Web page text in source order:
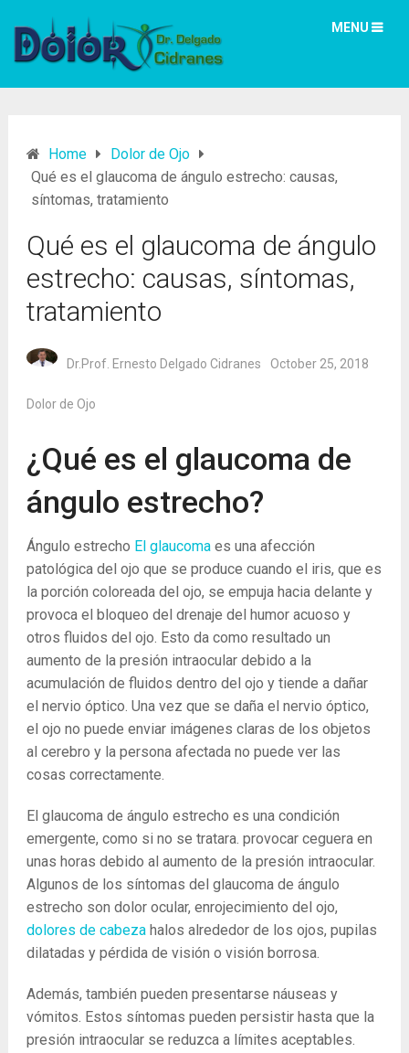
MENU
Home
Dolor de Ojo
Qué es el glaucoma de ángulo estrecho: causas,
síntomas, tratamiento
Qué es el glaucoma de ángulo
estrecho: causas, síntomas,
tratamiento
Dr.Prof. Ernesto Delgado Cidranes October 25, 2018
Dolor de Ojo
¿Qué es el glaucoma de
ángulo estrecho?
Ángulo estrecho El glaucoma es una afección
patológica del ojo que se produce cuando el iris, que es
la porción coloreada del ojo, se empuja hacia delante y
provoca el bloqueo del drenaje del humor acuoso y
otros fluidos del ojo. Esto da como resultado un
aumento de la presión intraocular debido a la
acumulación de fluidos dentro del ojo y tiende a dañar
el nervio óptico. Una vez que se daña el nervio óptico,
el ojo no puede enviar imágenes claras de los objetos
al cerebro y la persona afectada no puede ver las
cosas correctamente.
El glaucoma de ángulo estrecho es una condición
emergente, como si no se tratara. provocar ceguera en
unas horas debido al aumento de la presión intraocular.
Algunos de los síntomas del glaucoma de ángulo
estrecho son dolor ocular, enrojecimiento del ojo,
dolores de cabeza halos alrededor de los ojos, pupilas
dilatadas y pérdida de visión o visión borrosa.
Además, también pueden presentarse náuseas y
vómitos. Estos síntomas pueden persistir hasta que la
presión intraocular se reduzca a límites aceptables.